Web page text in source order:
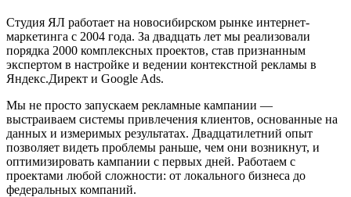
Студия ЯЛ работает на новосибирском рынке интернет-
маркетинга с 2004 года. За двадцать лет мы реализовали
порядка 2000 комплексных проектов, став признанным
экспертом в настройке и ведении контекстной рекламы в
Яндекс.Директ и Google Ads.
Мы не просто запускаем рекламные кампании —
выстраиваем системы привлечения клиентов, основанные на
данных и измеримых результатах. Двадцатилетний опыт
позволяет видеть проблемы раньше, чем они возникнут, и
оптимизировать кампании с первых дней. Работаем с
проектами любой сложности: от локального бизнеса до
федеральных компаний.